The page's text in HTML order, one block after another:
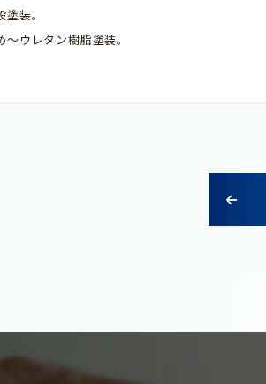
装。
ウレタン樹脂塗装。